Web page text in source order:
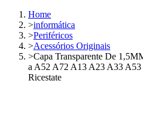
Home
>informática
>Periféricos
>Acessórios Originais
>Capa Transparente De
a A52 A72 A13 A23 A33
Ricestate